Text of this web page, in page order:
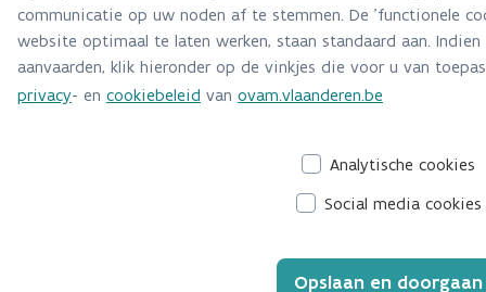
communicatie op uw noden af te stemmen. De 'functionele
website optimaal te laten werken, staan standaard aan.
aanvaarden, klik hieronder op de vinkjes die voor u van
privacy- en cookiebeleid van ovam.vlaanderen.be
Analytische cookies
Social media cookies
Opslaan en doorgaan